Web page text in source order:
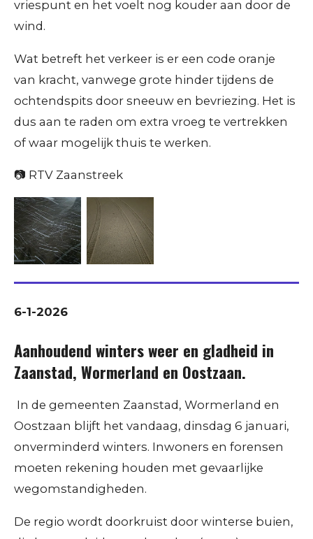
vriespunt en het voelt nog kouder aan door de
wind.
​Wat betreft het verkeer is er een code oranje
van kracht, vanwege grote hinder tijdens de
ochtendspits door sneeuw en bevriezing. Het is
dus aan te raden om extra vroeg te vertrekken
of waar mogelijk thuis te werken.
📷 RTV Zaanstreek
6-1-2026
Aanhoudend winters weer en gladheid in
Zaanstad, Wormerland en Oostzaan.
​ In de gemeenten Zaanstad, Wormerland en
Oostzaan blijft het vandaag, dinsdag 6 januari,
onverminderd winters. Inwoners en forensen
moeten rekening houden met gevaarlijke
wegomstandigheden.
​De regio wordt doorkruist door winterse buien,